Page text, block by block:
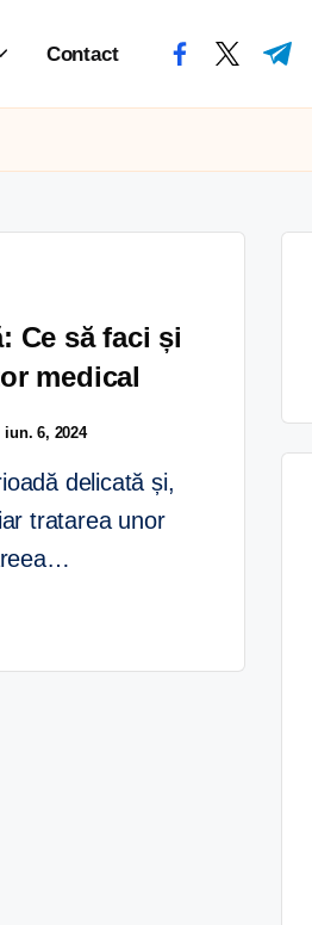
Contact
Ce să faci și
medical
iun. 6, 2024
delicată și,
tratarea unor